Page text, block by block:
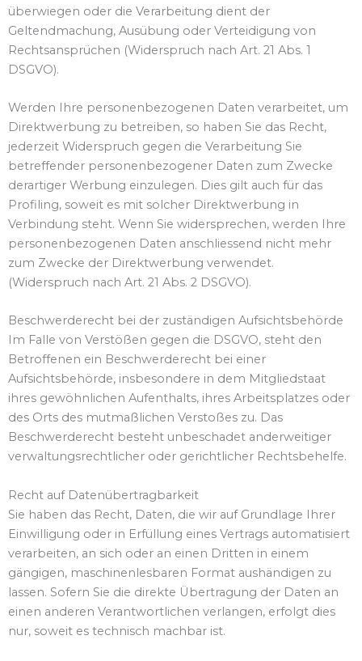
überwiegen oder die Verarbeitung dient der
Geltendmachung, Ausübung oder Verteidigung von
Rechtsansprüchen (Widerspruch nach Art. 21 Abs. 1
DSGVO).
Werden Ihre personenbezogenen Daten verarbeitet, um
Direktwerbung zu betreiben, so haben Sie das Recht,
jederzeit Widerspruch gegen die Verarbeitung Sie
betreffender personenbezogener Daten zum Zwecke
derartiger Werbung einzulegen. Dies gilt auch für das
Profiling, soweit es mit solcher Direktwerbung in
Verbindung steht. Wenn Sie widersprechen, werden Ihre
personenbezogenen Daten anschliessend nicht mehr
zum Zwecke der Direktwerbung verwendet.
(Widerspruch nach Art. 21 Abs. 2 DSGVO).
Beschwerderecht bei der zuständigen Aufsichtsbehörde
Im Falle von Verstößen gegen die DSGVO, steht den
Betroffenen ein Beschwerderecht bei einer
Aufsichtsbehörde, insbesondere in dem Mitgliedstaat
ihres gewöhnlichen Aufenthalts, ihres Arbeitsplatzes oder
des Orts des mutmaßlichen Verstoßes zu. Das
Beschwerderecht besteht unbeschadet anderweitiger
verwaltungsrechtlicher oder gerichtlicher Rechtsbehelfe.
Recht auf Datenübertragbarkeit
Sie haben das Recht, Daten, die wir auf Grundlage Ihrer
Einwilligung oder in Erfüllung eines Vertrags automatisiert
verarbeiten, an sich oder an einen Dritten in einem
gängigen, maschinenlesbaren Format aushändigen zu
lassen. Sofern Sie die direkte Übertragung der Daten an
einen anderen Verantwortlichen verlangen, erfolgt dies
nur, soweit es technisch machbar ist.